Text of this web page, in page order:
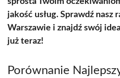
jakość usług. Sprawdź nasz
Warszawie i znajdź swój
już teraz!
Porównanie